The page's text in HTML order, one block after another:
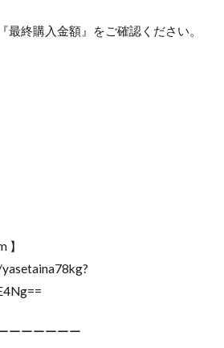
終購入金額』をご確認ください。
】
ーーーーーー